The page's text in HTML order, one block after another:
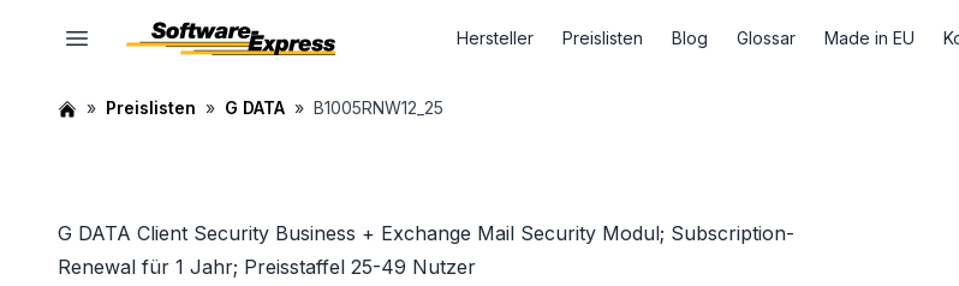
Hersteller Preislisten Blog Glossar Made in EU
Preislisten G DATA B1005RNW12_25
G DATA Client Security Business + Exchange Mail Security Modul; Subscription-
Renewal für 1 Jahr; Preisstaffel 25-49 Nutzer